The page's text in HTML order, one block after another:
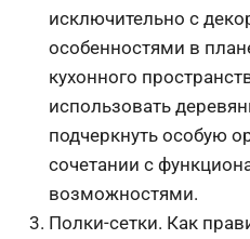
исключительно с
особенностями в
кухонного
использовать
подчеркнуть особую
сочетании с
возможностями.
Полки-сетки. Как